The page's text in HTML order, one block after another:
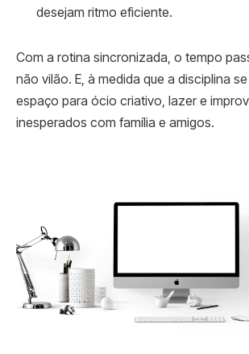
desejam ritmo eficiente.
Com a rotina sincronizada, o tempo
não vilão. E, à medida que a disciplina
espaço para ócio criativo, lazer e
inesperados com família e amigos.